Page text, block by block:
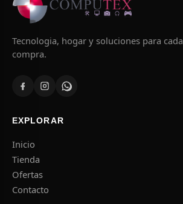
Tecnologia, hogar y soluciones para cada
compra.
EXPLORAR
Inicio
Tienda
Ofertas
Contacto